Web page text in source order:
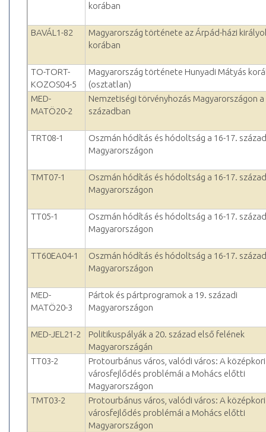
korában
BAVÁL1-82
Magyarország története az Árpád-házi
korában
TO-TORT-
KOZOS04-5
Magyarország története Hunyadi Mátyás
(osztatlan)
MED-
MATÖ20-2
Nemzetiségi törvényhozás Magyarországon a
században
TRT08-1
Oszmán hódítás és hódoltság a 16-17.
Magyarországon
TMT07-1
Oszmán hódítás és hódoltság a 16-17.
Magyarországon
TT05-1
Oszmán hódítás és hódoltság a 16-17.
Magyarországon
TT60EA04-1
Oszmán hódítás és hódoltság a 16-17.
Magyarországon
MED-
MATÖ20-3
Pártok és pártprogramok a 19. századi
Magyarországon
MED-JEL21-2
Politikuspályák a 20. század első felének
Magyarországán
TT03-2
Protourbánus város, valódi város: A középkori
városfejlődés problémái a Mohács előtti
Magyarországon
TMT03-2
Protourbánus város, valódi város: A középkori
városfejlődés problémái a Mohács előtti
Magyarországon